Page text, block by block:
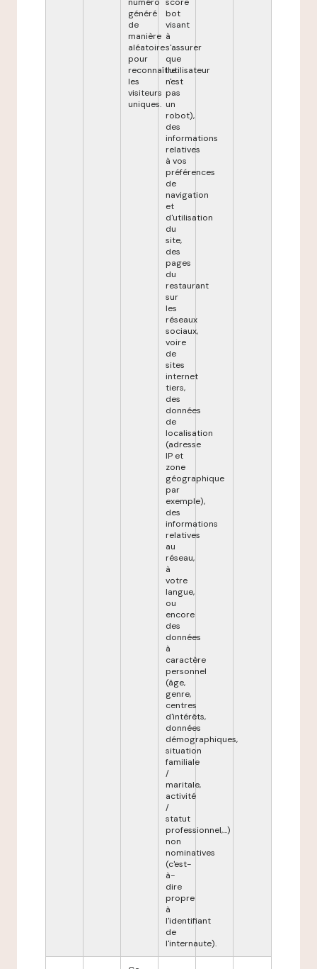
généré
de
manière
aléatoire
pour
reconnaître
les
visiteurs
uniques.
bot
visant
à
s'assurer
que
l'utilisateur
n'est
pas
un
robot),
des
informations
relatives
à vos
préférences
de
navigation
et
d'utilisation
du
site,
des
pages
du
restaurant
sur
les
réseaux
sociaux,
voire
de
sites
internet
tiers,
des
données
de
localisation
(adresse
IP et
zone
géographique
par
exemple),
des
informations
relatives
au
réseau,
à
votre
langue,
ou
encore
des
données
à
caractère
personnel
(âge,
genre,
centres
d'intérêts,
données
démographiques,
situation
familiale
/
maritale,
activité
/
statut
professionnel,...)
non
nominatives
(c'est-
à-
dire
propre
à
l'identifiant
de
l'internaute).